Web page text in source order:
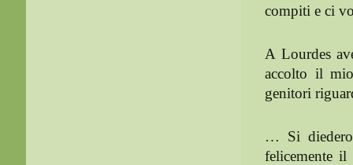
compiti e ci
A Lourdes
accolto il
genitori
… Si diedero
felicemente